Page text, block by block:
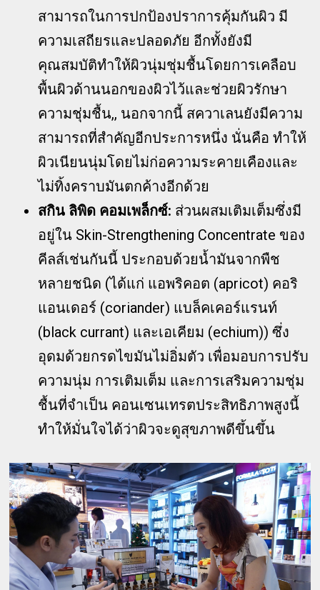
สามารถในการปกป้องปราการคุ้มกันผิว มี
ความเสถียรและปลอดภัย อีกทั้งยังมี
คุณสมบัติทำให้ผิวนุ่มชุ่มชื้นโดยการเคลือบ
พื้นผิวด้านนอกของผิวไว้และช่วยผิวรักษา
ความชุ่มชื้น,, นอกจากนี้ สควาเลนยังมีความ
สามารถที่สำคัญอีกประการหนึ่ง นั่นคือ ทำให้
ผิวเนียนนุ่มโดยไม่ก่อความระคายเคืองและ
ไม่ทิ้งคราบมันตกค้างอีกด้วย
สกิน ลิพิด คอมเพล็กซ์: ส่วนผสมเติมเต็มซึ่งมี
อยู่ใน Skin-Strengthening Concentrate ของ
คีลส์เช่นกันนี้ ประกอบด้วยน้ำมันจากพืช
หลายชนิด (ได้แก่ แอพริคอต (apricot) คอริ
แอนเดอร์ (coriander) แบล็คเคอร์แรนท์
(black currant) และเอเคียม (echium)) ซึ่ง
อุดมด้วยกรดไขมันไม่อิ่มตัว เพื่อมอบการปรับ
ความนุ่ม การเติมเต็ม และการเสริมความชุ่ม
ชื้นที่จำเป็น คอนเซนเทรตประสิทธิภาพสูงนี้
ทำให้มั่นใจได้ว่าผิวจะดูสุขภาพดีขึ้นขึ้น